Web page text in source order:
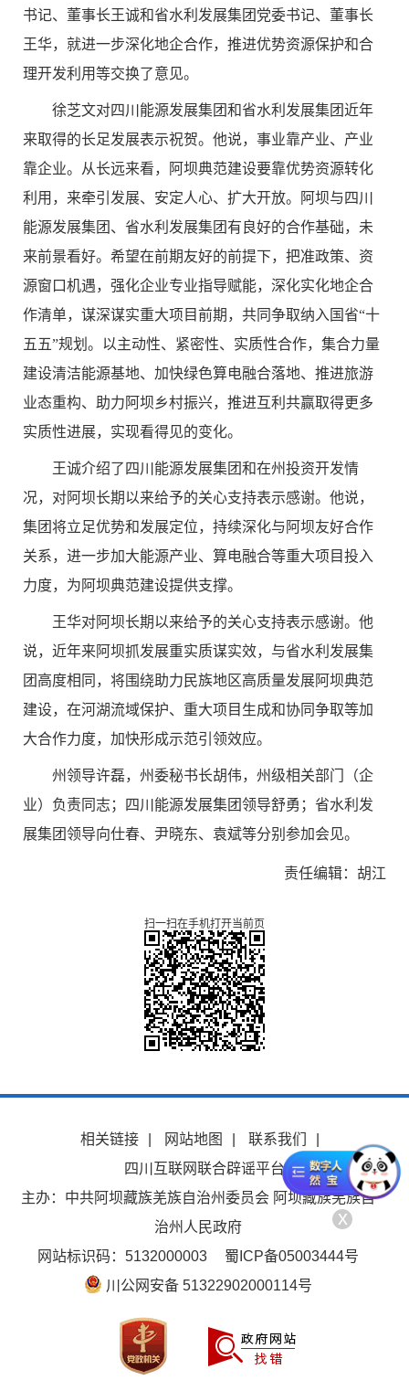
书记、董事长王诚和省水利发展集团党委书记、董事长
王华，就进一步深化地企合作，推进优势资源保护和合
理开发利用等交换了意见。
徐芝文对四川能源发展集团和省水利发展集团近年
来取得的长足发展表示祝贺。他说，事业靠产业、产业
靠企业。从长远来看，阿坝典范建设要靠优势资源转化
利用，来牵引发展、安定人心、扩大开放。阿坝与四川
能源发展集团、省水利发展集团有良好的合作基础，未
来前景看好。希望在前期友好的前提下，把准政策、资
源窗口机遇，强化企业专业指导赋能，深化实化地企合
作清单，谋深谋实重大项目前期，共同争取纳入国省“十
五五”规划。以主动性、紧密性、实质性合作，集合力量
建设清洁能源基地、加快绿色算电融合落地、推进旅游
业态重构、助力阿坝乡村振兴，推进互利共赢取得更多
实质性进展，实现看得见的变化。
王诚介绍了四川能源发展集团和在州投资开发情
况，对阿坝长期以来给予的关心支持表示感谢。他说，
集团将立足优势和发展定位，持续深化与阿坝友好合作
关系，进一步加大能源产业、算电融合等重大项目投入
力度，为阿坝典范建设提供支撑。
王华对阿坝长期以来给予的关心支持表示感谢。他
说，近年来阿坝抓发展重实质谋实效，与省水利发展集
团高度相同，将围绕助力民族地区高质量发展阿坝典范
建设，在河湖流域保护、重大项目生成和协同争取等加
大合作力度，加快形成示范引领效应。
州领导许磊，州委秘书长胡伟，州级相关部门（企
业）负责同志；四川能源发展集团领导舒勇；省水利发
展集团领导向仕春、尹晓东、袁斌等分别参加会见。
责任编辑：胡江
扫一扫在手机打开当前页
相关链接 网站地图 联系我们
四川互联网联合辟谣平台
主办：中共阿坝藏族羌族自治州委员会 阿坝藏族羌族自
治州人民政府
网站标识码：5132000003
蜀ICP备05003444号
川公网安备 51322902000114号
x